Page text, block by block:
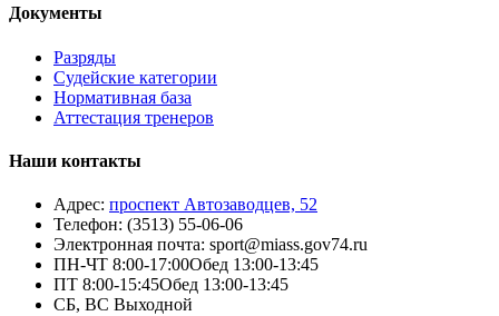
Документы
Разряды
Судейские категории
Нормативная база
Аттестация тренеров
Наши контакты
Адрес: проспект Автозаводцев, 52
Телефон: (3513) 55-06-06
Электронная почта: sport@miass.gov74.ru
ПН-ЧТ 8:00-17:00Обед 13:00-13:45
ПТ 8:00-15:45Обед 13:00-13:45
СБ, ВС Выходной